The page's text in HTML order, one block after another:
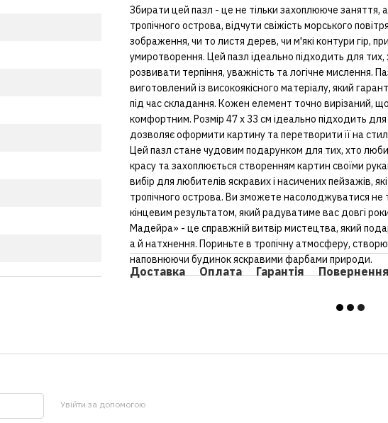
Збирати цей пазл - це не тільки захоплююче заняття,
тропічного острова, відчути свіжість морського
зображення, чи то листя дерев, чи м'які контури гір,
умиротворення. Цей пазл ідеально підходить для тих,
розвивати терпіння, уважність та логічне мислення.
виготовлений із високоякісного матеріалу, який
під час складання. Кожен елемент точно вирізаний,
комфортним. Розмір 47 х 33 см ідеально підходить
дозволяє оформити картину та перетворити її на
Цей пазл стане чудовим подарунком для тих, хто
красу та захоплюється створенням картин своїми
вибір для любителів яскравих і насичених пейзажів,
тропічного острова. Ви зможете насолоджуватися не
кінцевим результатом, який радуватиме вас довгі
Мадейра» - це справжній витвір мистецтва, який
а й натхнення. Пориньте в тропічну атмосферу,
наповнюючи будинок яскравими фарбами природи.
Доставка Оплата Гарантія
Увійти за допомогою